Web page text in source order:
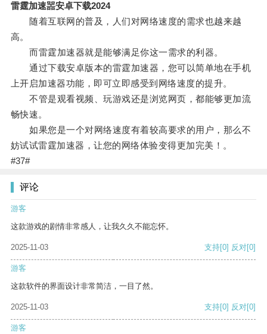
雷霆加速噐安卓下载2024
随着互联网的普及，人们对网络速度的需求也越来越
高。
而雷霆加速器就是能够满足你这一需求的利器。
通过下载安卓版本的雷霆加速器，您可以简单地在手机
上开启加速器功能，即可立即感受到网络速度的提升。
不管是观看视频、玩游戏还是浏览网页，都能够更加流
畅快速。
如果您是一个对网络速度有着较高要求的用户，那么不
妨试试雷霆加速器，让您的网络体验变得更加完美！。
#37#
评论
游客
这款游戏的剧情非常感人，让我久久不能忘怀。
2025-11-03 支持[0] 反对[0]
游客
这款软件的界面设计非常简洁，一目了然。
2025-11-03 支持[0] 反对[0]
游客